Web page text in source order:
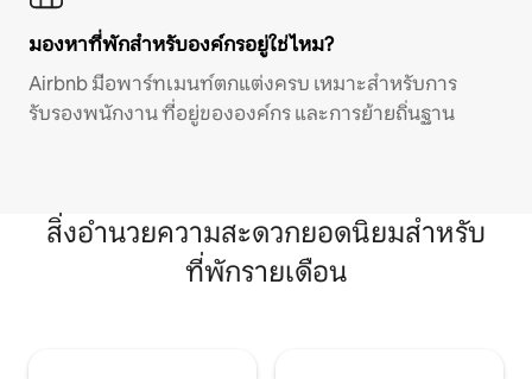
มองหาที่พักสำหรับองค์กรอยู่ใช่ไหม?
Airbnb มีอพาร์ทเมนท์ตกแต่งครบ เหมาะสำหรับการ
รับรองพนักงาน ที่อยู่ขององค์กร และการย้ายถิ่นฐาน
สิ่งอำนวยความสะดวกยอดนิยมสำหรับ
ที่พักรายเดือน